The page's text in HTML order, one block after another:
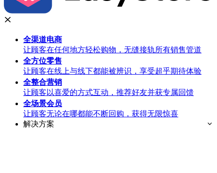
全渠道电商
让顾客在任何地方轻松购物，无缝接轨所有销售管道
全方位零售
让顾客在线上与线下都能被辨识，享受超乎期待体验
全整合营销
让顾客以喜爱的方式互动，推荐好友并获专属回馈
全场景会员
让顾客无论在哪都能不断回购，获得无限惊喜
解决方案